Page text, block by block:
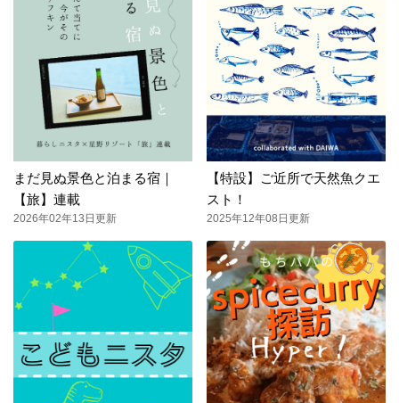
まだ見ぬ景色と泊まる宿｜
【旅】連載
2026年02年13日更新
【特設】ご近所で天然魚クエ
スト！
2025年12年08日更新